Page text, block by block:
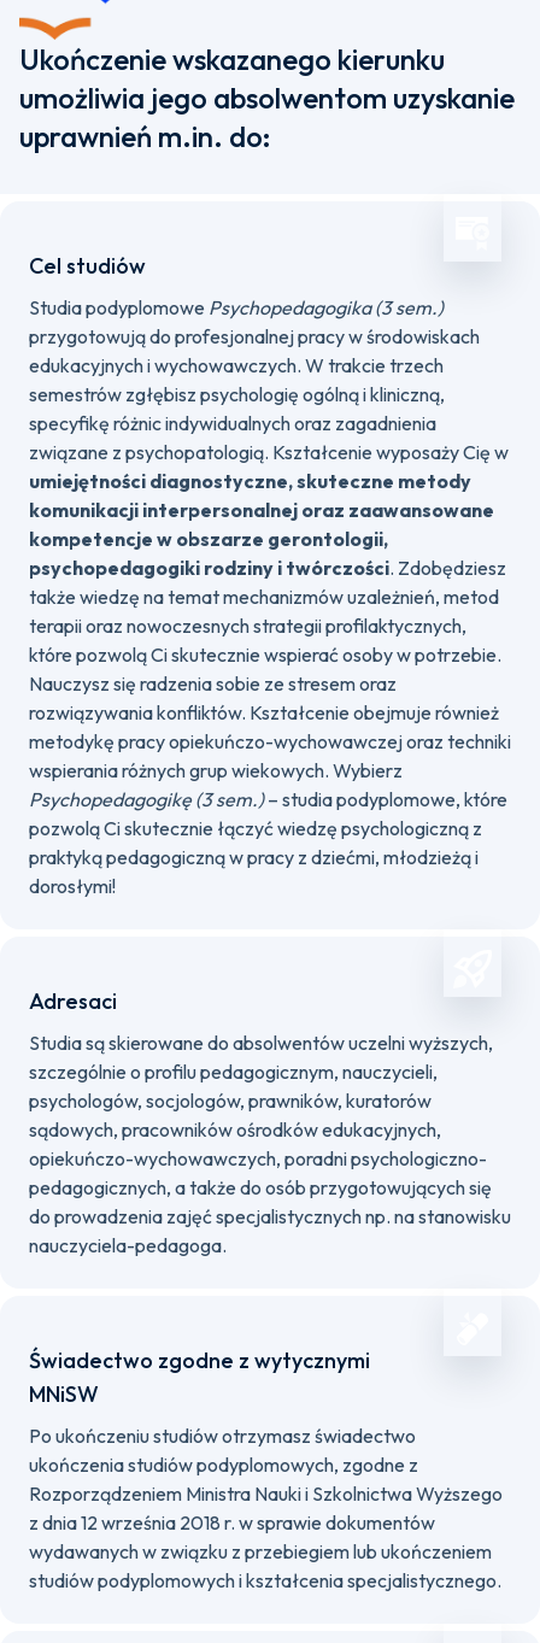
Ukończenie wskazanego kierunku
umożliwia jego absolwentom uzyskanie
uprawnień m.in. do:
Cel studiów
Studia podyplomowe Psychopedagogika (3 sem.)
przygotowują do profesjonalnej pracy w środowiskach
edukacyjnych i wychowawczych. W trakcie trzech
semestrów zgłębisz psychologię ogólną i kliniczną,
specyfikę różnic indywidualnych oraz zagadnienia
związane z psychopatologią. Kształcenie wyposaży Cię w
umiejętności diagnostyczne, skuteczne metody
komunikacji interpersonalnej oraz zaawansowane
kompetencje w obszarze gerontologii,
psychopedagogiki rodziny i twórczości. Zdobędziesz
także wiedzę na temat mechanizmów uzależnień, metod
terapii oraz nowoczesnych strategii profilaktycznych,
które pozwolą Ci skutecznie wspierać osoby w potrzebie.
Nauczysz się radzenia sobie ze stresem oraz
rozwiązywania konfliktów. Kształcenie obejmuje również
metodykę pracy opiekuńczo-wychowawczej oraz techniki
wspierania różnych grup wiekowych. Wybierz
Psychopedagogikę (3 sem.)– studia podyplomowe, które
pozwolą Ci skutecznie łączyć wiedzę psychologiczną z
praktyką pedagogiczną w pracy z dziećmi, młodzieżą i
dorosłymi!
Adresaci
Studia są skierowane do absolwentów uczelni wyższych,
szczególnie o profilu pedagogicznym, nauczycieli,
psychologów, socjologów, prawników, kuratorów
sądowych, pracowników ośrodków edukacyjnych,
opiekuńczo-wychowawczych, poradni psychologiczno-
pedagogicznych, a także do osób przygotowujących się
do prowadzenia zajęć specjalistycznych np. na stanowisku
nauczyciela-pedagoga.
Świadectwo zgodne z wytycznymi
MNiSW
Po ukończeniu studiów otrzymasz świadectwo
ukończenia studiów podyplomowych, zgodne z
Rozporządzeniem Ministra Nauki i Szkolnictwa Wyższego
z dnia 12 września 2018 r. w sprawie dokumentów
wydawanych w związku z przebiegiem lub ukończeniem
studiów podyplomowych i kształcenia specjalistycznego.